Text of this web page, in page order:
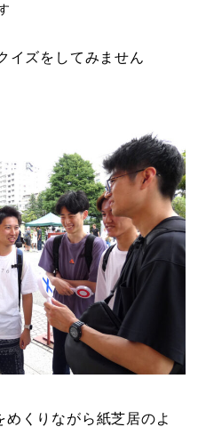
イズをしてみません
くりながら紙芝居のよ